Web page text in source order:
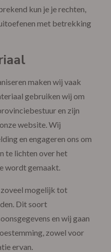
kun je je rechten,
met betrekking
maken wij vaak
gebruiken wij om
en zijn
website. Wij
en engageren ons om
te lichten over het
wordt gemaakt.
mogelijk tot
Dit soort
en wij gaan
zowel voor
ervan.